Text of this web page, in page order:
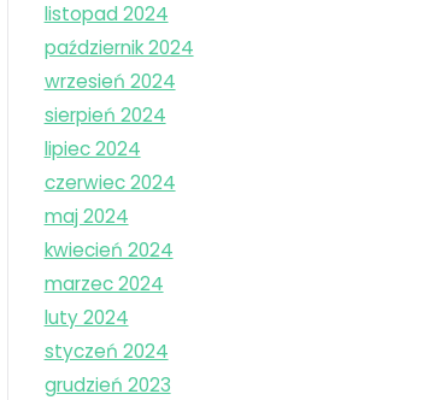
listopad 2024
październik 2024
wrzesień 2024
sierpień 2024
lipiec 2024
czerwiec 2024
maj 2024
kwiecień 2024
marzec 2024
luty 2024
styczeń 2024
grudzień 2023